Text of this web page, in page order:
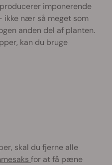
imponerende
nær så meget som
anden del af planten.
kan du bruge
skal du fjerne alle
for at få pæne